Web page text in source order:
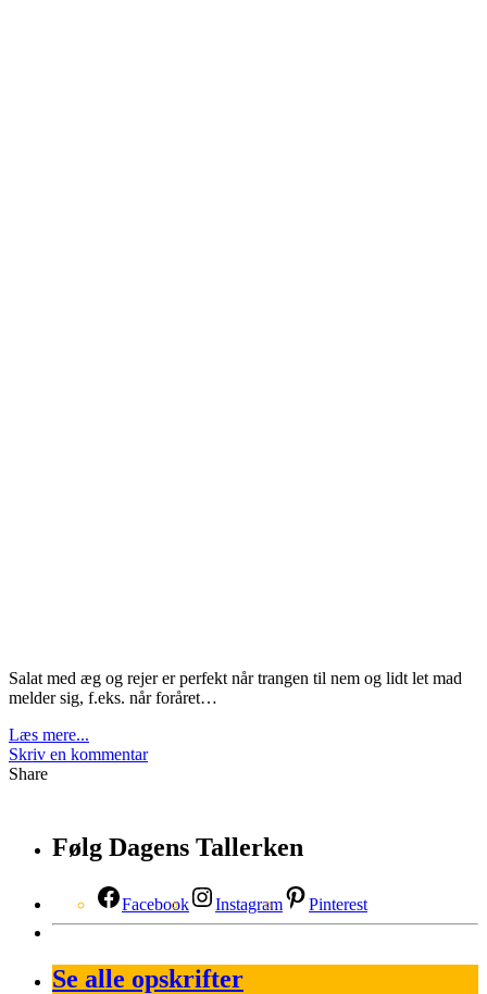
Salat med æg og rejer er perfekt når trangen til nem og lidt let mad
melder sig, f.eks. når foråret…
Læs mere...
Skriv en kommentar
Share
Følg Dagens Tallerken
Facebook Instagram Pinterest
Se alle opskrifter